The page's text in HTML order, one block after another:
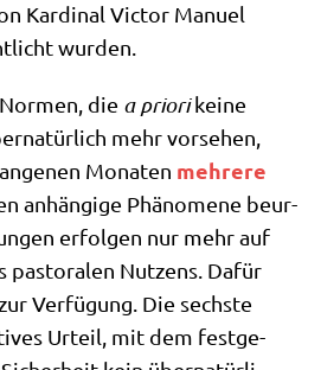
Kar­di­nal Vic­tor Manu­el
wurden.
die a prio­rikei­ne
mehr vor­se­hen,
Mona­ten meh­re­re
anhän­gi­ge Phä­no­me­ne beur­
erfol­gen nur mehr auf
pasto­ra­len Nut­zens. Dafür
Ver­fü­gung. Die sech­ste
Urteil, mit dem fest­ge­